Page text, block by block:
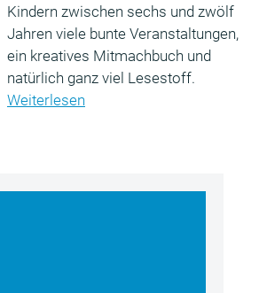
Kindern zwischen sechs und zwölf
Jahren viele bunte Veranstaltungen,
ein kreatives Mitmachbuch und
natürlich ganz viel Lesestoff.
Weiterlesen